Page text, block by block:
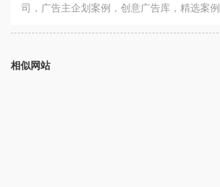
司，广告主企划案例，创意广告库，精选案例
相似网站